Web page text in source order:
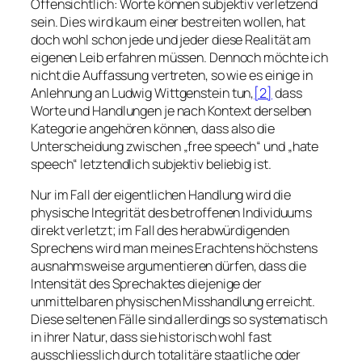
Offensichtlich: Worte können subjektiv verletzend
sein. Dies wird kaum einer bestreiten wollen, hat
doch wohl schon jede und jeder diese Realität am
eigenen Leib erfahren müssen. Dennoch möchte ich
nicht die Auffassung vertreten, so wie es einige in
Anlehnung an Ludwig Wittgenstein tun,[2] dass
Worte und Handlungen je nach Kontext derselben
Kategorie angehören können, dass also die
Unterscheidung zwischen „free speech“ und „hate
speech“ letztendlich subjektiv beliebig ist.
Nur im Fall dereigentlichenHandlung wird die
physische Integrität des betroffenen Individuums
direkt verletzt; im Fall des herabwürdigenden
Sprechens wird man meines Erachtens höchstens
ausnahmsweiseargumentieren dürfen, dass die
Intensität des Sprechaktes diejenige der
unmittelbaren physischen Misshandlung erreicht.
Diese seltenen Fälle sind allerdings so systematisch
in ihrer Natur, dass sie historisch wohl fast
ausschliesslich durch totalitäre staatliche oder